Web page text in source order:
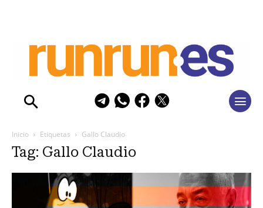
Inicio Etiquetas Gallo Claudio
Tag: Gallo Claudio